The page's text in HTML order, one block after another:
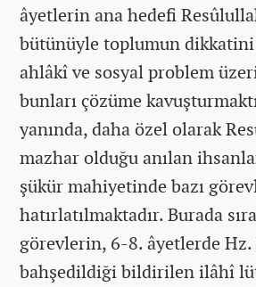
âyetlerin ana hedefi
bütünüyle toplumun
ahlâkî ve sosyal problem
bunları çözüme
yanında, daha özel olarak
mazhar olduğu anılan
şükür mahiyetinde bazı
hatırlatılmaktadır. Burada
görevlerin, 6-8. âyetlerde Hz.
bahşedildiği bildirilen ilâhî